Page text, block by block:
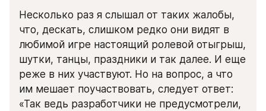
Несколько раз я слышал от таких жалобы,
что, дескать, слишком редко они видят в
любимой игре настоящий ролевой отыгрыш,
шутки, танцы, праздники и так далее. И еще
реже в них участвуют. Но на вопрос, а что
им мешает поучаствовать, следует ответ:
«Так ведь разработчики не предусмотрели,